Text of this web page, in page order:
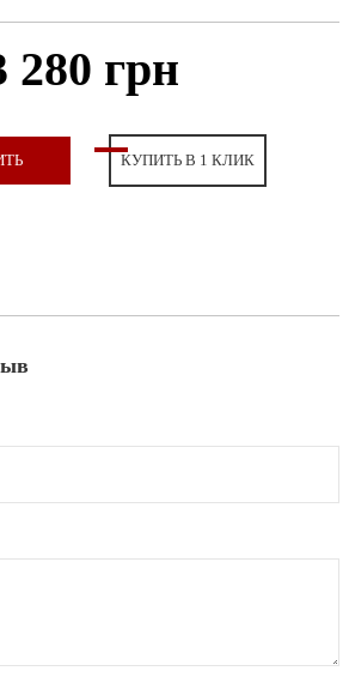
280 грн
КУПИТЬ В 1 КЛИК